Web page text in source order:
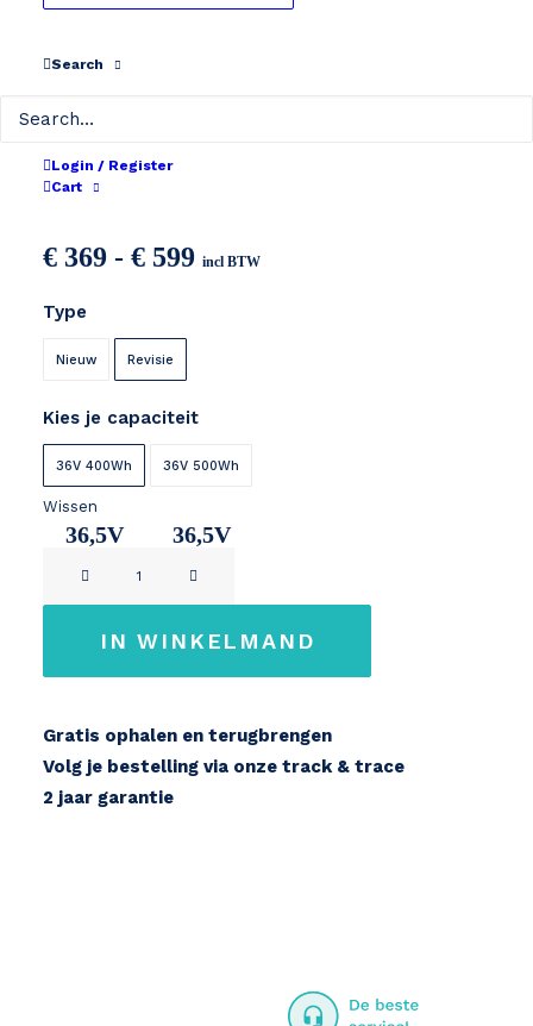
Search
Login / Register
Cart
Reention IE-MINI 36V
€ 369 - € 599Prijsklasse:
incl BTW
Type
Nieuw Revisie
Kies je capaciteit
36V 400Wh
36,5V
36V 500Wh
36,5V
Wissen
IN WINKELMAND
Gratis ophalen en terugbrengen
Volg je bestelling via onze track & trace
2 jaar garantie